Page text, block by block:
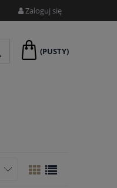
Zaloguj się
(PUSTY)